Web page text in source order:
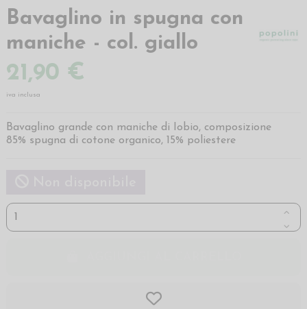
Bavaglino in spugna con
maniche - col. giallo
21,90 €
iva inclusa
Bavaglino grande con maniche di Iobio, composizione
85% spugna di cotone organico, 15% poliestere